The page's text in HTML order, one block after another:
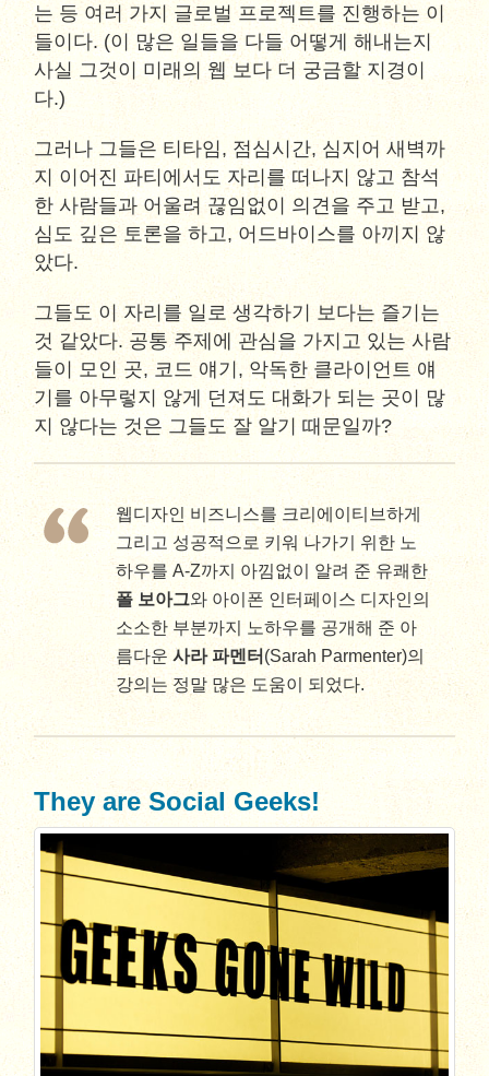
는 등 여러 가지 글로벌 프로젝트를 진행하는 이
들이다. (이 많은 일들을 다들 어떻게 해내는지
사실 그것이 미래의 웹 보다 더 궁금할 지경이
다.)
그러나 그들은 티타임, 점심시간, 심지어 새벽까
지 이어진 파티에서도 자리를 떠나지 않고 참석
한 사람들과 어울려 끊임없이 의견을 주고 받고,
심도 깊은 토론을 하고, 어드바이스를 아끼지 않
았다.
그들도 이 자리를 일로 생각하기 보다는 즐기는
것 같았다. 공통 주제에 관심을 가지고 있는 사람
들이 모인 곳, 코드 얘기, 악독한 클라이언트 얘
기를 아무렇지 않게 던져도 대화가 되는 곳이 많
지 않다는 것은 그들도 잘 알기 때문일까?
웹디자인 비즈니스를 크리에이티브하게
그리고 성공적으로 키워 나가기 위한 노
하우를 A-Z까지 아낌없이 알려 준 유쾌한
폴 보아그와 아이폰 인터페이스 디자인의
소소한 부분까지 노하우를 공개해 준 아
름다운사라 파멘터 (Sarah Parmenter)의
강의는 정말 많은 도움이 되었다.
They are Social Geeks!